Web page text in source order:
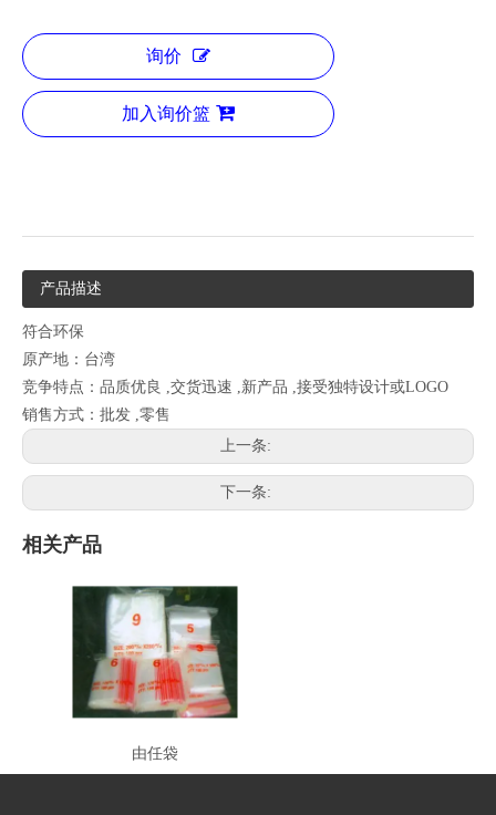
询价
加入询价篮
产品描述
符合环保
原产地：台湾
竞争特点：品质优良 ,交货迅速 ,新产品 ,接受独特设计或LOGO
销售方式：批发 ,零售
上一条:
下一条:
相关产品
由任袋